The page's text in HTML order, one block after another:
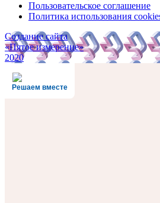
Пользовательское соглашение
Политика использования
Создание сайта
«Пятое измерение»
2020
Решаем вместе